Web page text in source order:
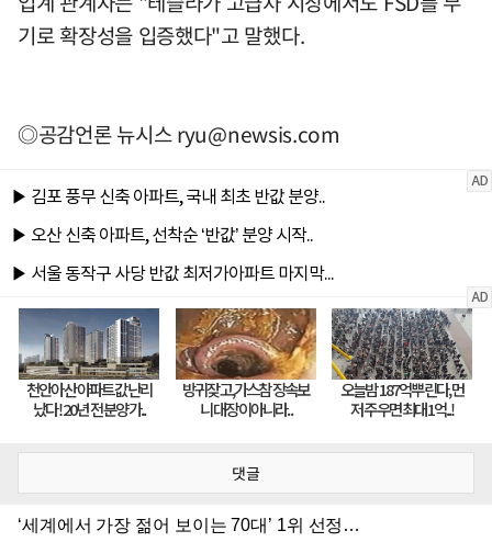
기로 확장성을 입증했다"고 말했다.
◎공감언론 뉴시스ryu@newsis.com
댓글